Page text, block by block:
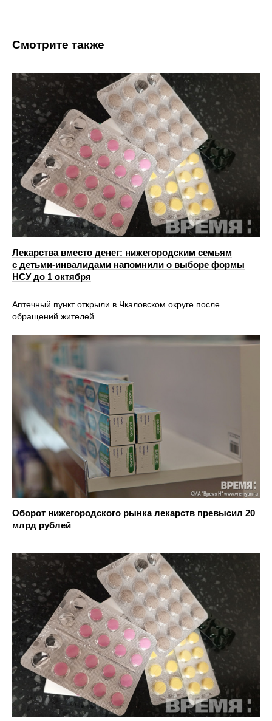
Смотрите также
Лекарства вместо денег: нижегородским семьям
с детьми‑инвалидами напомнили о выборе формы
НСУ до 1 октября
Аптечный пункт открыли в Чкаловском округе после
обращений жителей
Оборот нижегородского рынка лекарств превысил 20
млрд рублей